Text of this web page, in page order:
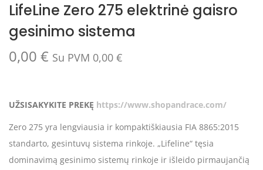
LifeLine Zero 275 elektrinė gaisro
gesinimo sistema
0,00 € Su PVM 0,00 €
UŽSISAKYKITE PREKĘ https://www.shopandrace.com/
Zero 275 yra lengviausia ir kompaktiškiausia FIA 8865:2015
standarto, gesintuvų sistema rinkoje. „Lifeline“ tęsia
dominavimą gesinimo sistemų rinkoje ir išleido pirmaujančią